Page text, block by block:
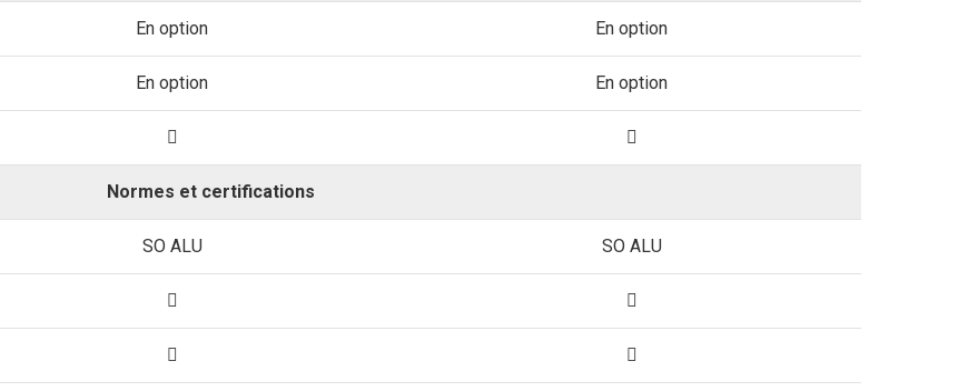
En option En option
En option En option
Normes et certifications
SO ALU SO ALU